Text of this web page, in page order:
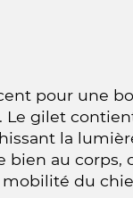
pour une
Le gilet
la
bien au corps,
mobilité du